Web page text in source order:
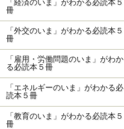
「経済のいま」がわかる必読本５
冊
「外交のいま」がわかる必読本５
冊
「雇用・労働問題のいま」がわか
る必読本５冊
「エネルギーのいま」がわかる必
読本５冊
「教育のいま」がわかる必読本５
冊